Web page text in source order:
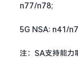
n77/n78;
5G NSA: n41/
注：SA支持能力